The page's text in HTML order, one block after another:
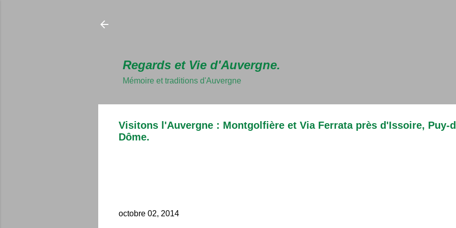
Regards et Vie d'Auvergne.
Mémoire et traditions d'Auvergne
Visitons l'Auvergne : Montgolfière et Via Ferrata près d'Issoire, Puy-
Dôme.
octobre 02, 2014